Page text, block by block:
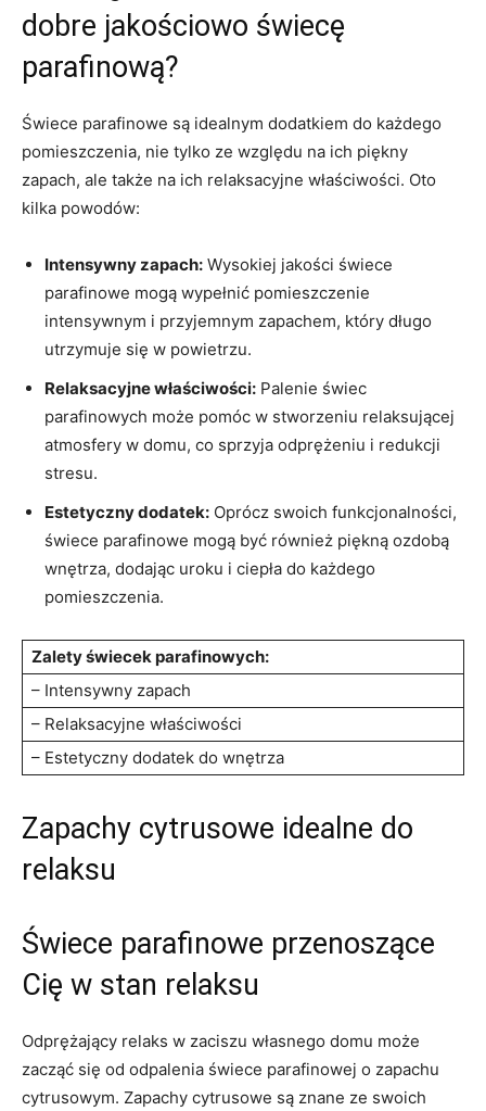
dobre jakościowo świecę
parafinową?
Świece parafinowe są idealnym dodatkiem​ do każdego
pomieszczenia, nie tylko ze względu‍ na ich piękny
zapach, ale także na ich relaksacyjne właściwości. Oto
kilka powodów:
Intensywny zapach: Wysokiej jakości świece
parafinowe mogą wypełnić pomieszczenie
intensywnym i przyjemnym zapachem, który długo
utrzymuje się w powietrzu.
Relaksacyjne właściwości: Palenie świec
parafinowych może pomóc w stworzeniu relaksującej
atmosfery w​ domu, co sprzyja odprężeniu i redukcji
stresu.
Estetyczny dodatek: Oprócz swoich funkcjonalności,
świece parafinowe mogą być również piękną ozdobą⁤
wnętrza, dodając ⁣uroku i ciepła do każdego
pomieszczenia.
Zalety świecek parafinowych:
– Intensywny⁢ zapach
– Relaksacyjne właściwości
– Estetyczny dodatek do wnętrza
Zapachy cytrusowe idealne ⁢do
relaksu
Świece ⁢parafinowe przenoszące
Cię w stan relaksu
Odprężający ‍relaks w zaciszu własnego domu może
zacząć się od odpalenia świece parafinowej o ​zapachu
cytrusowym. Zapachy cytrusowe są ‍znane ze swoich‍